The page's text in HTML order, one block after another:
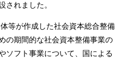
されました。
等が作成した社会資本総合整備
の期間的な社会資本整備事業の
ソフト事業について、国による